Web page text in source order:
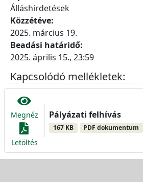
Álláshirdetések
Közzétéve:
2025. március 19.
Beadási határidő:
2025. április 15., 23:59
Kapcsolódó mellékletek:
Megnéz
Letöltés
Pályázati felhívás
167 KB PDF dokumentum